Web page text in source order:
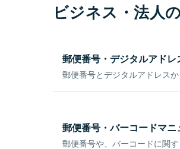
ビジネス・法人
郵便番号・デジタルアドレ
郵便番号とデジタルアドレス
郵便番号・バーコードマニ
郵便番号や、バーコードに関